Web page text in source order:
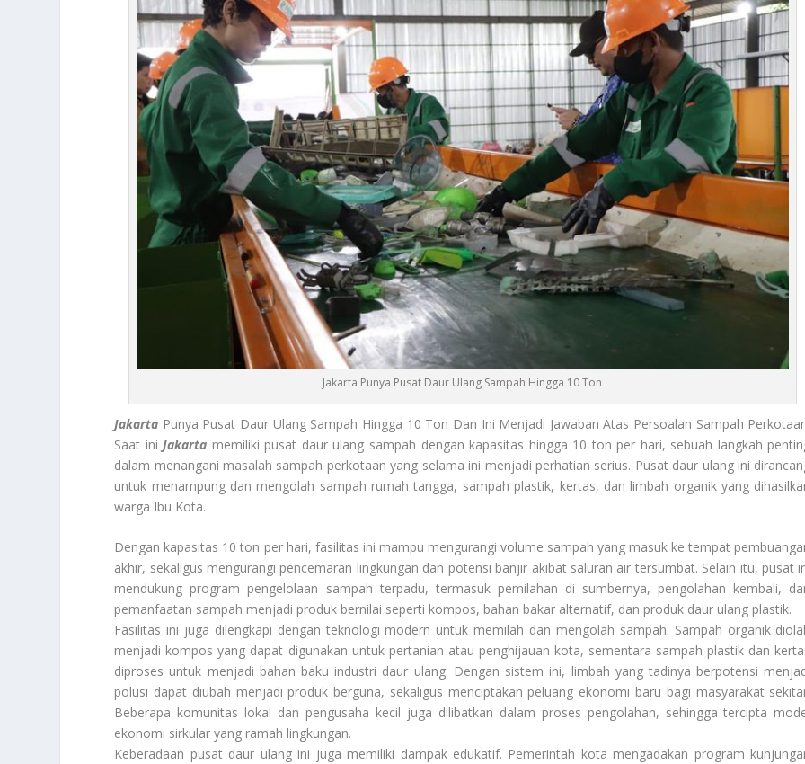
Jakarta Punya Pusat Daur Ulang Sampah Hingga 10 Ton
Jakarta Punya Pusat Daur Ulang Sampah Hingga 10 Ton Dan Ini Menjadi Jawaban Atas Persoalan Sampah
Saat iniJakarta memiliki pusat daur ulang sampah dengan kapasitas hingga 10 ton per hari, sebuah langkah
dalam menangani masalah sampah perkotaan yang selama ini menjadi perhatian serius. Pusat daur ulang ini
untuk menampung dan mengolah sampah rumah tangga, sampah plastik, kertas, dan limbah organik yang
warga Ibu Kota.
Dengan kapasitas 10 ton per hari, fasilitas ini mampu mengurangi volume sampah yang masuk ke tempat
akhir, sekaligus mengurangi pencemaran lingkungan dan potensi banjir akibat saluran air tersumbat. Selain itu, pusat
mendukung program pengelolaan sampah terpadu, termasuk pemilahan di sumbernya, pengolahan kembali,
pemanfaatan sampah menjadi produk bernilai seperti kompos, bahan bakar alternatif, dan produk daur ulang plastik.
Fasilitas ini juga dilengkapi dengan teknologi modern untuk memilah dan mengolah sampah. Sampah organik
menjadi kompos yang dapat digunakan untuk pertanian atau penghijauan kota, sementara sampah plastik dan
diproses untuk menjadi bahan baku industri daur ulang. Dengan sistem ini, limbah yang tadinya berpotensi
polusi dapat diubah menjadi produk berguna, sekaligus menciptakan peluang ekonomi baru bagi masyarakat
Beberapa komunitas lokal dan pengusaha kecil juga dilibatkan dalam proses pengolahan, sehingga tercipta
ekonomi sirkular yang ramah lingkungan.
Keberadaan pusat daur ulang ini juga memiliki dampak edukatif. Pemerintah kota mengadakan program